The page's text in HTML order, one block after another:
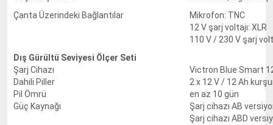
Çanta Üzerindeki Bağlantılar
Mikrofon: TNC
12 V şarj voltajı: XLR
110 V / 230 V şarj
Dış Gürültü Seviyesi Ölçer Seti
Şarj Cihazı
Victron Blue Smart
Dahili Piller
2 x 12 V / 12 Ah
Pil Ömrü
en az 10 gün
Güç Kaynağı
Şarj cihazı AB
Şarj cihazı ABD